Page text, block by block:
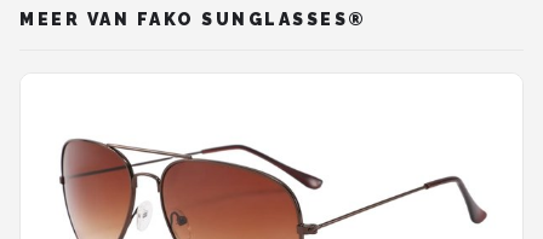
MEER VAN FAKO SUNGLASSES®